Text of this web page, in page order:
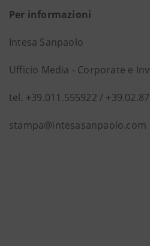
Per informazioni
Intesa Sanpaolo
Ufficio Media - Corporate e
tel. +39.011.555922 /
stampa@intesasanpaolo.com